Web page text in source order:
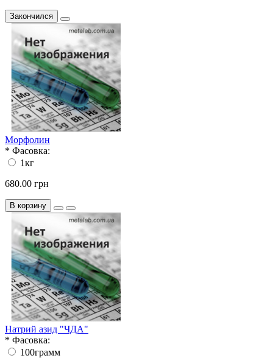
Закончился
Морфолин
* Фасовка:
1кг
680.00 грн
В корзину
Натрий азид "ЧДА"
* Фасовка:
100грамм